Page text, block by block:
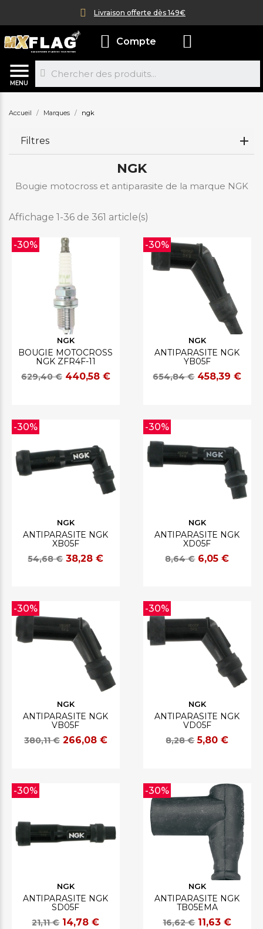
Livraison offerte dès 149€
MENU
Compte
Accueil Marques ngk
Filtres
NGK
Bougie motocross et antiparasite de la marque NGK
Affichage 1-36 de 361 article(s)
NGK
BOUGIE MOTOCROSS
NGK ZFR4F-11
629,40 € 440,58 €
-30%
NGK
ANTIPARASITE NGK
YB05F
654,84 € 458,39 €
-30%
NGK
ANTIPARASITE NGK
XB05F
54,68 € 38,28 €
-30%
NGK
ANTIPARASITE NGK
XD05F
8,64 € 6,05 €
-30%
NGK
ANTIPARASITE NGK
VB05F
380,11 € 266,08 €
-30%
NGK
ANTIPARASITE NGK
VD05F
8,28 € 5,80 €
-30%
NGK
ANTIPARASITE NGK
SD05F
21,11 € 14,78 €
-30%
NGK
ANTIPARASITE NGK
TB05EMA
16,62 € 11,63 €
-30%